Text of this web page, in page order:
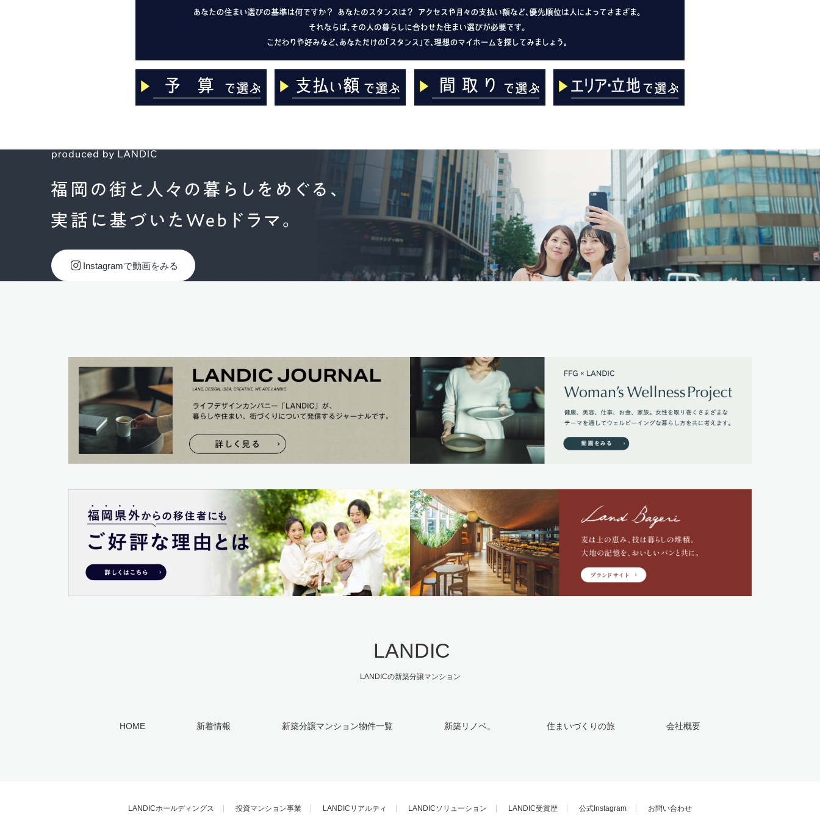
Instagramで動画をみる
LANDIC
LANDICの新築分譲マンション
HOME 新着情報 新築分譲マンション物件一覧 新築リノベ。 住まいづくりの旅 会社概要
LANDICホールディングス 投資マンション事業 LANDICリアルティ LANDICソリューション LANDIC受賞歴 公式Instagram お問い合わせ